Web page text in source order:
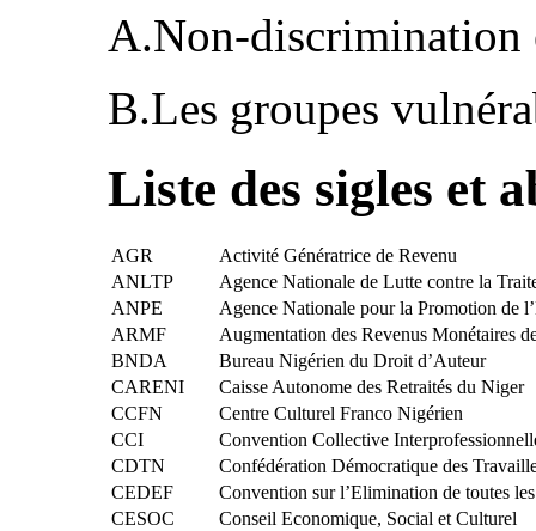
A.Non-discrimination
B.Les groupes
Liste des sigles et
AGR
Activité Génératrice de Revenu
ANLTP
Agence Nationale de Lutte contre la
ANPE
Agence Nationale pour la Promotion de
ARMF
Augmentation des Revenus Monétaires
BNDA
Bureau Nigérien du Droit d’Auteur
CARENI
Caisse Autonome des Retraités du Niger
CCFN
Centre Culturel Franco Nigérien
CCI
Convention Collective
CDTN
Confédération Démocratique des
CEDEF
Convention sur l’Elimination de toutes
CESOC
Conseil Economique, Social et Culturel